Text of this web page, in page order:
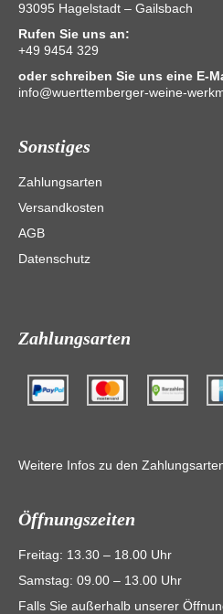
93095 Hagelstadt – Gailsbach
Rufen Sie uns an:
+49 9454 329
oder schreiben Sie uns eine E-
info@wuerttemberger-weine-
Sonstiges
Zahlungsarten
Versandkosten
AGB
Datenschutz
Zahlungsarten
Weitere Infos zu den
Öffnungszeiten
Freitag: 13.30 – 18.00 Uhr
Samstag: 09.00 – 13.00 Uhr
Falls Sie außerhalb unserer